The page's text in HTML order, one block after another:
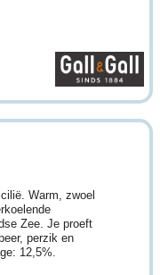
Warm, zwoel
Zee. Je proeft
perzik en
12,5%.